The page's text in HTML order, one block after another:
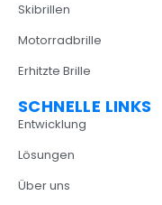
Skibrillen
Motorradbrille
Erhitzte Brille
SCHNELLE LINKS
Entwicklung
Lösungen
Über uns